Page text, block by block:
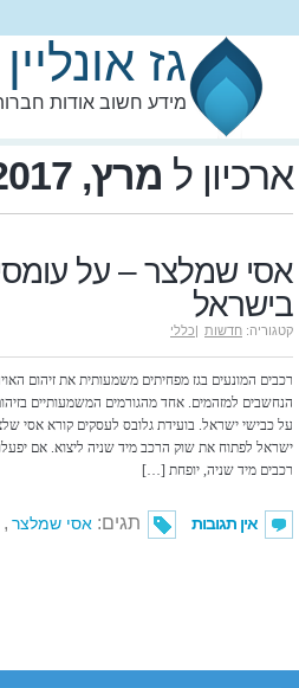
גז אונליין
מידע חשוב אודות
ארכיון ל מרץ, 2017
אסי שמלצר – על
בישראל
קטגוריה: חדשות |כללי
רכבים המונעים בגז מפחיתים משמעותית את זיהום
הנחשבים למזהמים. אחד מהגורמים המשמעותיים
על כבישי ישראל. בועידת גלובס לעסקים קורא אסי
ישראל לפתוח את שוק הרכב מיד שניה ליצוא. אם
רכבים מיד שניה, יופחת […]
אין תגובות תגים: אסי שמלצר ,